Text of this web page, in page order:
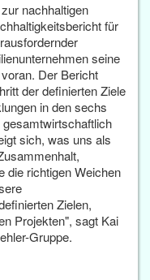
nachhaltigen
für
seine
Der Bericht
der definierten Ziele
in den sechs
sich, was uns als
die richtigen Weichen
Zielen,
Projekten", sagt Kai
Gruppe.